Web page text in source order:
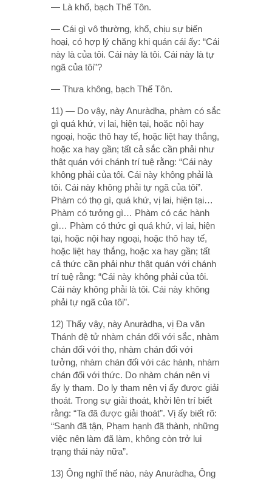
— Là khổ, bạch Thế Tôn.
— Cái gì vô thường, khổ, chịu sự biến
hoại, có hợp lý chăng khi quán cái ấy: “Cái
này là của tôi. Cái này là tôi. Cái này là tự
ngã của tôi”?
— Thưa không, bạch Thế Tôn.
11) — Do vậy, này Anuràdha, phàm có sắc
gì quá khứ, vị lai, hiện tại, hoặc nội hay
ngoại, hoặc thô hay tế, hoặc liệt hay thắng,
hoặc xa hay gần; tất cả sắc cần phải như
thật quán với chánh trí tuệ rằng: “Cái này
không phải của tôi. Cái này không phải là
tôi. Cái này không phải tự ngã của tôi”.
Phàm có thọ gì, quá khứ, vị lai, hiện tại…
Phàm có tưởng gì… Phàm có các hành
gì… Phàm có thức gì quá khứ, vị lai, hiện
tại, hoặc nội hay ngoại, hoặc thô hay tế,
hoặc liệt hay thắng, hoặc xa hay gần; tất
cả thức cần phải như thật quán với chánh
trí tuệ rằng: “Cái này không phải của tôi.
Cái này không phải là tôi. Cái này không
phải tự ngã của tôi”.
12) Thấy vậy, này Anuràdha, vị Ða văn
Thánh đệ tử nhàm chán đối với sắc, nhàm
chán đối với thọ, nhàm chán đối với
tưởng, nhàm chán đối với các hành, nhàm
chán đối với thức. Do nhàm chán nên vị
ấy ly tham. Do ly tham nên vị ấy được giải
thoát. Trong sự giải thoát, khởi lên trí biết
rằng: “Ta đã được giải thoát”. Vị ấy biết rõ:
“Sanh đã tận, Phạm hạnh đã thành, những
việc nên làm đã làm, không còn trở lui
trạng thái này nữa”.
13) Ông nghĩ thế nào, này Anuràdha, Ông